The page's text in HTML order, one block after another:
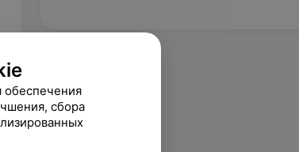
обеспечения
сбора